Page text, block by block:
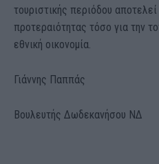
τουριστικής περιόδου
προτεραιότητας τόσο για την
εθνική οικονομία.
Γιάννης Παππάς
Βουλευτής Δωδεκανήσου ΝΔ